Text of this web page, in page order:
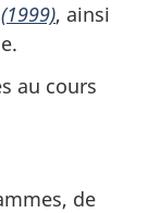
, ainsi
au cours
de